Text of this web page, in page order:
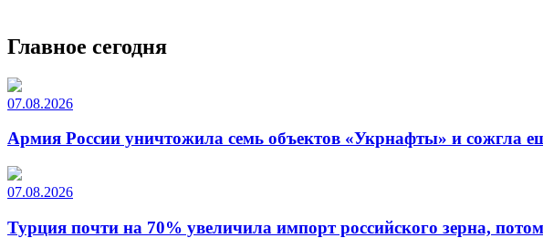
Главное сегодня
07.08.2026
Армия России уничтожила семь объектов «Укрнафты» и сожгла
07.08.2026
Турция почти на 70% увеличила импорт российского зерна,